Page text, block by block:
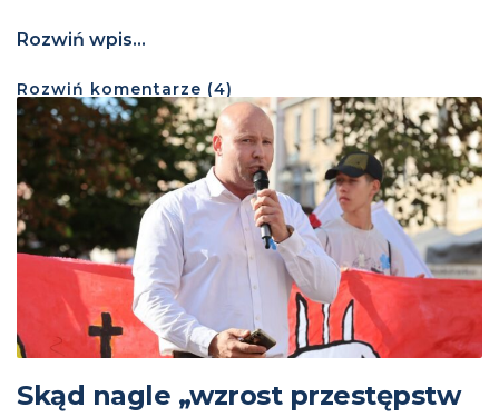
Rozwiń wpis...
Rozwiń komentarze (4)
Skąd nagle „wzrost przestępstw